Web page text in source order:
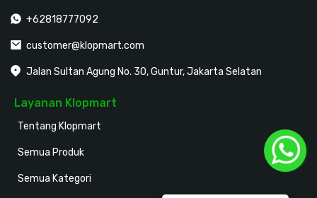
+62818777092
customer@klopmart.com
Jalan Sultan Agung No. 30, Guntur, Jakarta Selatan
Layanan Klopmart
Tentang Klopmart
Semua Produk
Semua Kategori